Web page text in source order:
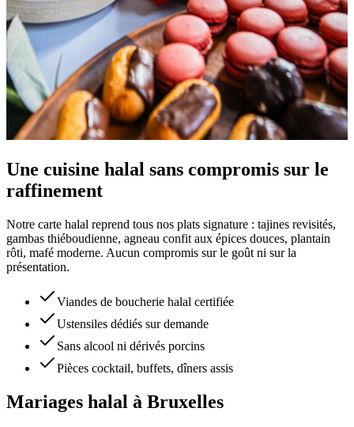
Une cuisine halal sans compromis sur le
raffinement
Notre carte halal reprend tous nos plats signature : tajines revisités,
gambas thiéboudienne, agneau confit aux épices douces, plantain
rôti, mafé moderne. Aucun compromis sur le goût ni sur la
présentation.
Viandes de boucherie halal certifiée
Ustensiles dédiés sur demande
Sans alcool ni dérivés porcins
Pièces cocktail, buffets, dîners assis
Mariages halal à Bruxelles